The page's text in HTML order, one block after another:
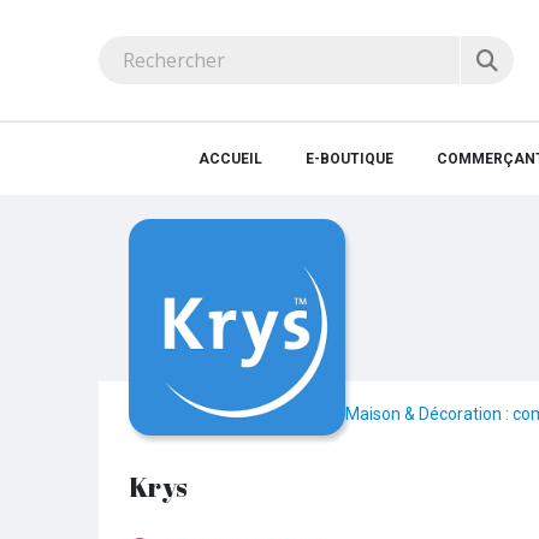
ACCUEIL E-BOUTIQUE
Maison & Décoration :
Krys